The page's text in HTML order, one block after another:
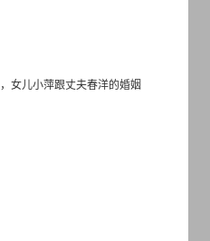
女儿小萍跟丈夫春洋的婚姻